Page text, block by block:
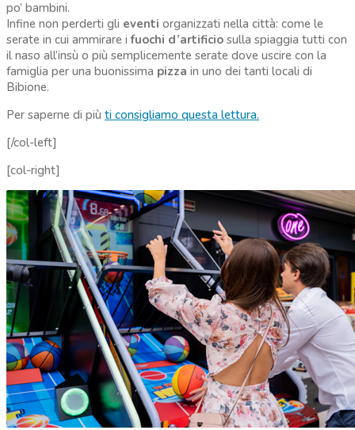
po’ bambini.
Infine non perderti gli eventi organizzati nella città: come le
serate in cui ammirare ifuochi d’artificio sulla spiaggia tutti con
il naso all’insù o più semplicemente serate dove uscire con la
famiglia per una buonissima pizza in uno dei tanti locali di
Bibione.
Per saperne di più ti consigliamo questa lettura.
[/col-left]
[col-right]